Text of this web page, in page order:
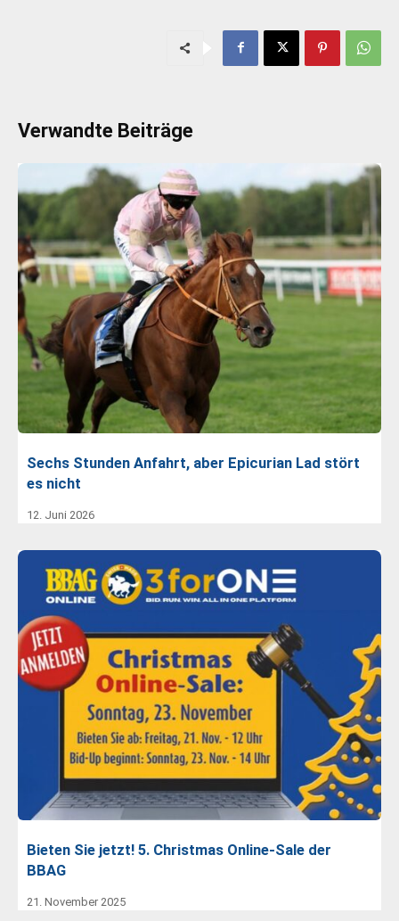
Verwandte Beiträge
Sechs Stunden Anfahrt, aber Epicurian Lad stört
es nicht
12. Juni 2026
Bieten Sie jetzt! 5. Christmas Online-Sale der
BBAG
21. November 2025